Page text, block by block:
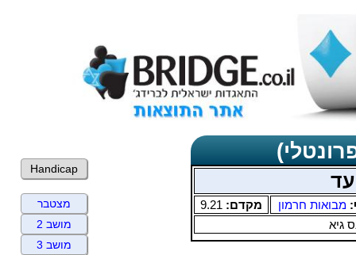
מבואות חרמון מקדם: 9.21
גיא
Handicap
מצטבר
מושב 2
מושב 3